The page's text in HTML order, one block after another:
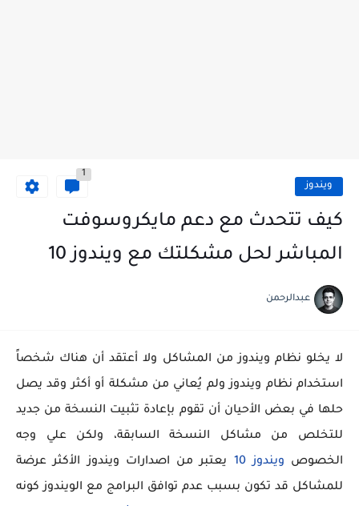
ويندوز
1
كيف تتحدث مع دعم مايكروسوفت
المباشر لحل مشكلتك مع ويندوز 10
عبدالرحمن
لا يخلو نظام ويندوز من المشاكل ولا أعتقد أن هناك شخصاً
استخدام نظام ويندوز ولم يُعاني من مشكلة أو أكثر وقد يصل
حلها في بعض الأحيان أن تقوم بإعادة تثبيت النسخة من جديد
للتخلص من مشاكل النسخة السابقة، ولكن علي وجه
الخصوص ويندوز 10
يعتبر من اصدارات ويندوز الأكثر عرضة
للمشاكل قد تكون بسبب عدم توافق البرامج مع الويندوز كونه